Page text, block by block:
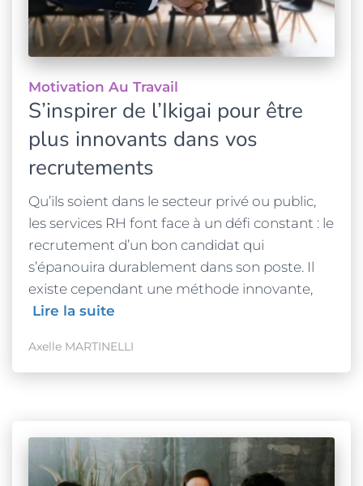
Motivation Au Travail
S’inspirer de l’Ikigai pour être
plus innovants dans vos
recrutements
Qu’ils soient dans le secteur privé ou public,
les services RH font face à un défi constant : le
recrutement d’un bon candidat qui
s’épanouira durablement dans son poste. Il
existe cependant une méthode innovante,
Lire la suite
Axelle MARTINELLI